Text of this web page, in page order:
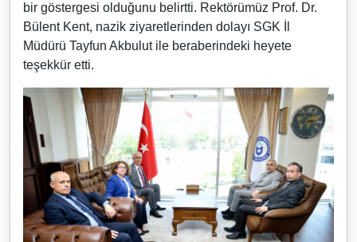
bir göstergesi olduğunu belirtti. Rektörümüz Prof. Dr.
Bülent Kent, nazik ziyaretlerinden dolayı SGK İl
Müdürü Tayfun Akbulut ile beraberindeki heyete
teşekkür etti.